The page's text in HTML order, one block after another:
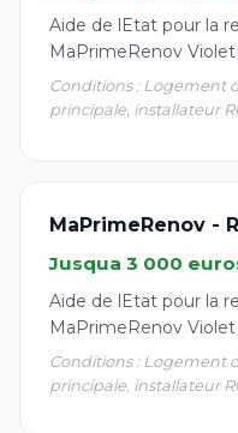
Aide de lEtat pour la
MaPrimeRenov
Conditions : Logement
principale, installateur
MaPrimeRenov -
Jusqua 3 000
Aide de lEtat pour la
MaPrimeRenov
Conditions : Logement
principale, installateur